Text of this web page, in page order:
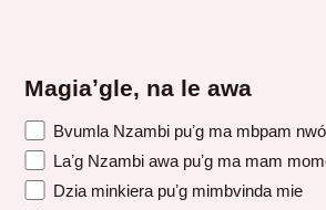
Magiaʼgle, na le awa
Bvumla Nzambi puʼg ma mbpam nwó
Laʼg Nzambi awa puʼg ma mam
Dzia minkiera puʼg mimbvinda mie